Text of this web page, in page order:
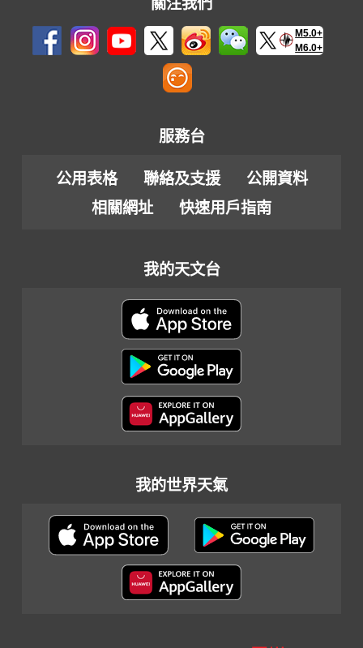
關注我們
M5.0+
M6.0+
服務台
公用表格 聯絡及支援
公開資料
相關網址
快速用戶指南
我的天文台
我的世界天氣